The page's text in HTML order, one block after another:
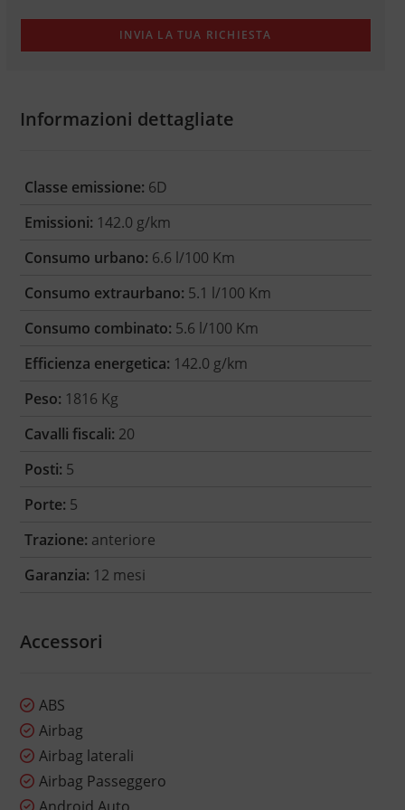
Informazioni dettagliate
Classe emissione: 6D
Emissioni: 142.0 g/km
Consumo urbano: 6.6 l/100 Km
Consumo extraurbano: 5.1 l/100 Km
Consumo combinato: 5.6 l/100 Km
Efficienza energetica: 142.0 g/km
Peso: 1816 Kg
Cavalli fiscali: 20
Posti: 5
Porte: 5
Trazione: anteriore
Garanzia: 12 mesi
Accessori
ABS
Airbag
Airbag laterali
Airbag Passeggero